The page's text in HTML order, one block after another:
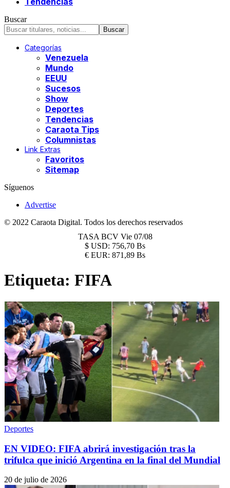
Buscar
Categorías
Venezuela
Mundo
EEUU
Sucesos
Show
Deportes
Tendencias
Caraota Tips
Columnistas
Link Extras
Favoritos
Sitemap
Síguenos
Advertise
© 2022 Caraota Digital. Todos los derechos reservados
TASA BCV Vie 07/08
$ USD: 756,70 Bs
€ EUR: 871,89 Bs
Etiqueta: FIFA
Deportes
EN VIDEO: FIFA abrirá investigación tras la
trifulca que inició Argentina en la final del Mundial
20 de julio de 2026